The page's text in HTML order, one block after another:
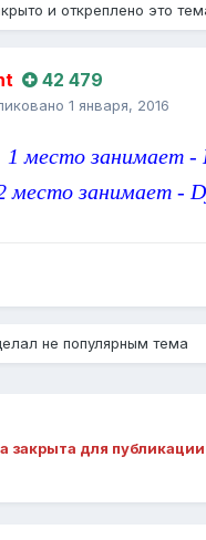
и откреплено это
42 479
1 января, 2016
1 место занимает
место занимает -
не популярным тема
закрыта для публикации